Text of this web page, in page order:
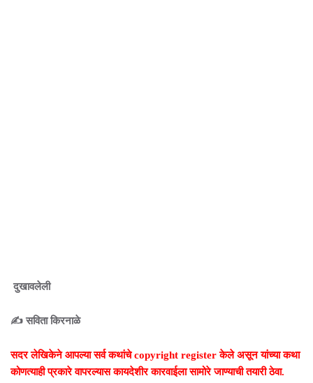
दुखावलेली
✍️ सविता किरनाळे
सदर लेखिकेने आपल्या सर्व कथांचे copyright register केले असून यांच्या कथा
कोणत्याही प्रकारे वापरल्यास कायदेशीर कारवाईला सामोरे जाण्याची तयारी ठेवा.